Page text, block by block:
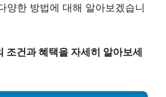
양한 방법에 대해 알아보겠습니
조건과 혜택을 자세히 알아보세